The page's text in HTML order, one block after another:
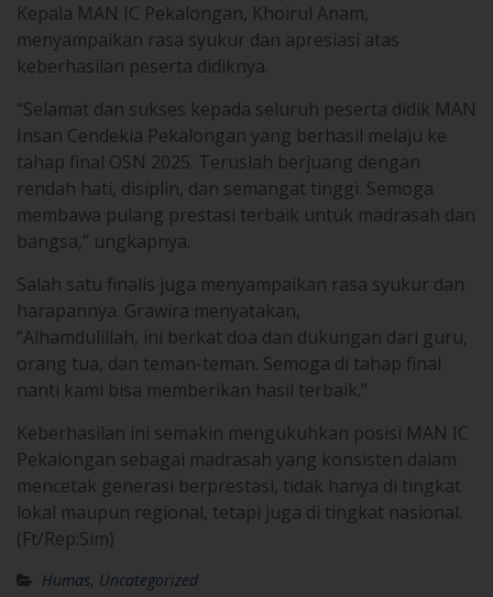
Kepala MAN IC Pekalongan, Khoirul Anam,
menyampaikan rasa syukur dan apresiasi atas
keberhasilan peserta didiknya.
“Selamat dan sukses kepada seluruh peserta didik MAN
Insan Cendekia Pekalongan yang berhasil melaju ke
tahap final OSN 2025. Teruslah berjuang dengan
rendah hati, disiplin, dan semangat tinggi. Semoga
membawa pulang prestasi terbaik untuk madrasah dan
bangsa,” ungkapnya.
Salah satu finalis juga menyampaikan rasa syukur dan
harapannya. Grawira menyatakan,
“Alhamdulillah, ini berkat doa dan dukungan dari guru,
orang tua, dan teman-teman. Semoga di tahap final
nanti kami bisa memberikan hasil terbaik.”
Keberhasilan ini semakin mengukuhkan posisi MAN IC
Pekalongan sebagai madrasah yang konsisten dalam
mencetak generasi berprestasi, tidak hanya di tingkat
lokal maupun regional, tetapi juga di tingkat nasional.
(Ft/Rep:Sim)
Humas, Uncategorized